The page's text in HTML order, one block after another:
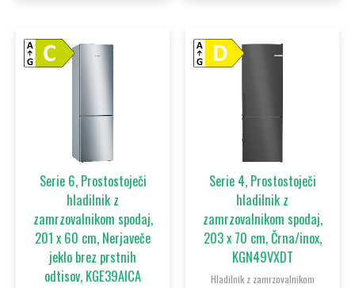
Serie 6, Prostostoječi
hladilnik z
zamrzovalnikom spodaj,
201 x 60 cm, Nerjaveče
jeklo brez prstnih
odtisov, KGE39AICA
Serie 4, Prostostoječi
hladilnik z
zamrzovalnikom spodaj,
203 x 70 cm, Črna/inox,
KGN49VXDT
Hladilnik z zamrzovalnikom